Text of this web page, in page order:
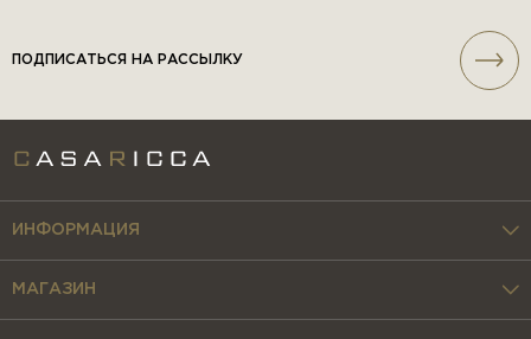
ПОДПИСАТЬСЯ НА РАССЫЛКУ
ИНФОРМАЦИЯ
МАГАЗИН